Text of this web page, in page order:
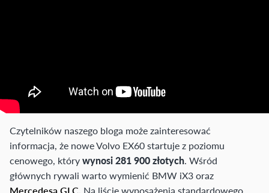
Czytelników naszego bloga może zainteresować
informacja, że nowe Volvo EX60 startuje z poziomu
cenowego, którywynosi 281 900 złotych. Wśród
głównych rywali warto wymienić BMW iX3 oraz